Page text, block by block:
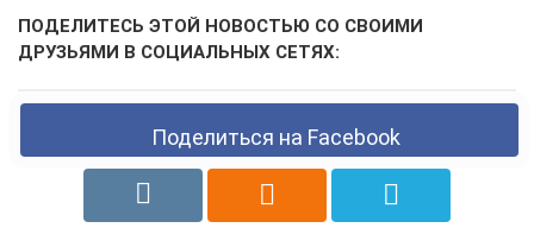
ПОДЕЛИТЕСЬ ЭТОЙ НОВОСТЬЮ СО СВОИМИ
ДРУЗЬЯМИ В СОЦИАЛЬНЫХ СЕТЯХ:
Поделиться на Facebook